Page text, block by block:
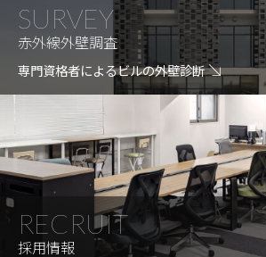
SURVEY
赤外線外壁調査
専門資格者によるビルの外壁診断
RECRUIT
採用情報